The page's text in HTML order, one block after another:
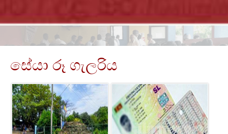
සේයා රූ ගැලරිය